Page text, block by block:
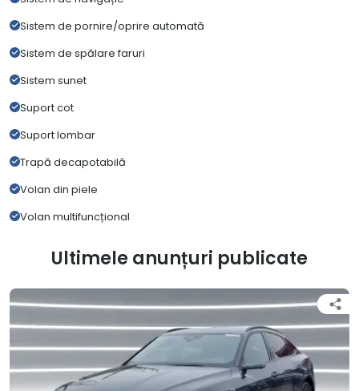
Sistem de pornire/oprire automată
Sistem de spălare faruri
Sistem sunet
Suport cot
Suport lombar
Trapă decapotabilă
Volan din piele
Volan multifuncțional
Ultimele anunțuri publicate